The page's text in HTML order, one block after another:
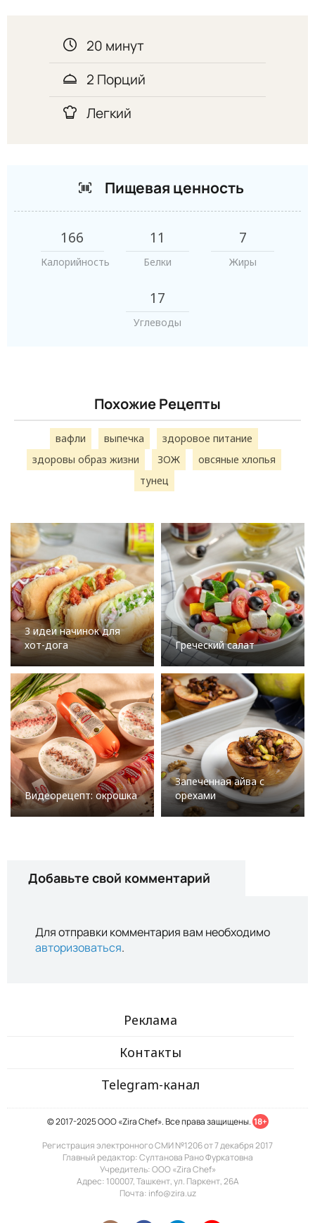
20 минут
2 Порций
Легкий
Пищевая ценность
166
Калорийность
11
Белки
7
Жиры
17
Углеводы
Похожие Рецепты
вафли выпечка
здоровое питание
здоровы образ жизни
ЗОЖ
овсяные хлопья
тунец
3 идеи начинок для
хот-дога
Греческий салат
Видеорецепт: окрошка
Запеченная айва с
орехами
Добавьте свой комментарий
Для отправки комментария вам необходимо
авторизоваться.
Реклама
Контакты
Telegram-канал
© 2017-2025 ООО «Zira Chef». Все права защищены. 18+
Регистрация электронного СМИ №1206 от 7 декабря 2017
Главный редактор: Султанова Рано Фуркатовна
Учредитель: ООО «Zira Chef»
Адрес: 100007, Ташкент, ул. Паркент, 26А
Почта: info@zira.uz